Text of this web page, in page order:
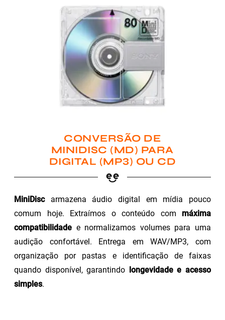
CONVERSÃO DE
MINIDISC (MD) PARA
DIGITAL (MP3) OU CD
MiniDiscarmazena áudio digital em mídia pouco
comum hoje. Extraímos o conteúdo com máxima
compatibilidade e normalizamos volumes para uma
audição confortável. Entrega em WAV/MP3, com
organização por pastas e identificação de faixas
quando disponível, garantindo longevidade e acesso
simples.